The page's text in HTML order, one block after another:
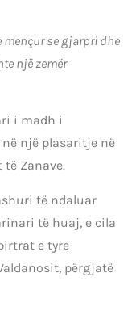
mençur se gjarpri dhe
një zemër
i madh i
një plasaritje në
Zanave.
të ndaluar
të huaj, e cila
e tyre
përgjatë